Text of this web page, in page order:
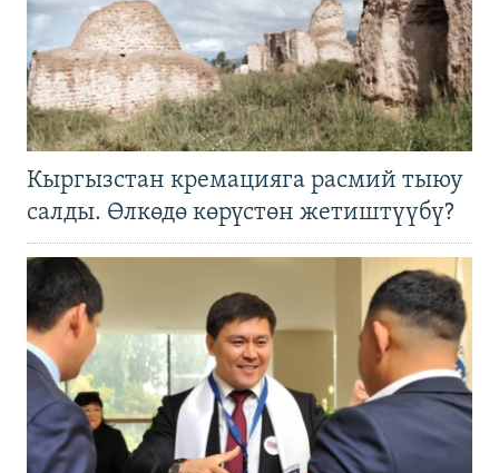
Кыргызстан кремацияга расмий тыюу
салды. Өлкөдө көрүстөн жетиштүүбү?